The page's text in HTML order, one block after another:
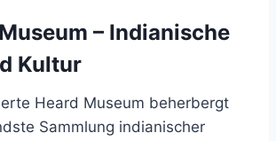
– Indianische
Kultur
Heard Museum beherbergt
Sammlung indianischer